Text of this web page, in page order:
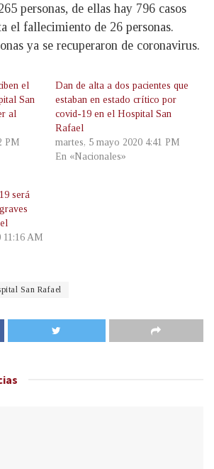
personas, de ellas hay 796 casos
el fallecimiento de 26 personas.
ya se recuperaron de coronavirus.
el
San
al
PM
Dan de alta a dos pacientes que
estaban en estado crítico por
covid-19 en el Hospital San
Rafael
martes, 5 mayo 2020 4:41 PM
En «Nacionales»
será
11:16 AM
San Rafael